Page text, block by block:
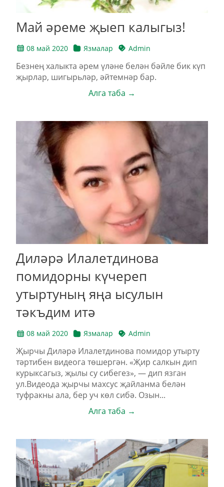
Май әреме җыеп калыгыз!
08 май 2020 Язмалар Admin
Безнең халыкта әрем үләне белән бәйле бик күп
җырлар, шигырьләр, әйтемнәр бар.
Алга таба →
Диләрә Илалетдинова
помидорны күчереп
утыртуның яңа ысулын
тәкъдим итә
08 май 2020 Язмалар Admin
Җырчы Диләрә Илалетдинова помидор утырту
тәртибен видеога төшергән. «Җир салкын дип
курыксагыз, җылы су сибегез», — дип язган
ул.Видеода җырчы махсус җайланма белән
туфракны ала, бер уч көл сибә. Озын...
Алга таба →